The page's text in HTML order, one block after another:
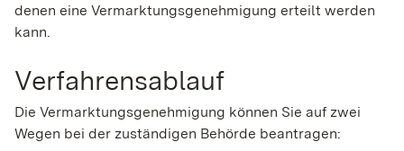
denen eine Vermarktungsgenehmigung erteilt werden
kann.
Verfahrensablauf
Die Vermarktungsgenehmigung können Sie auf zwei
Wegen bei der zuständigen Behörde beantragen: